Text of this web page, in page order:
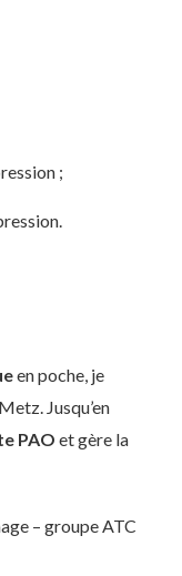
;
en poche, je
Jusqu’en
PAO et gère la
– groupe ATC